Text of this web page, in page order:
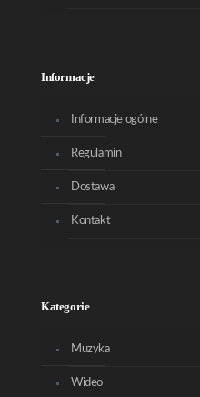
Informacje
Informacje ogólne
Regulamin
Dostawa
Kontakt
Kategorie
Muzyka
Wideo